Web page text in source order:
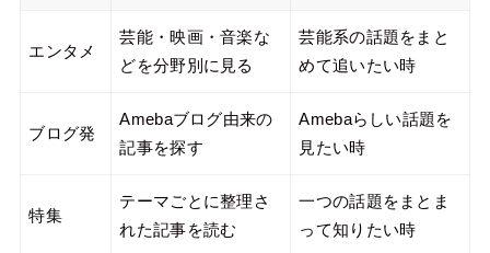
エンタメ
芸能・映画・音楽な
どを分野別に見る
芸能系の話題をまと
めて追いたい時
ブログ発
Amebaブログ由来の
記事を探す
Amebaらしい話題を
見たい時
特集
テーマごとに整理さ
れた記事を読む
一つの話題をまとま
って知りたい時